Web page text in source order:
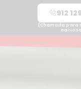
912
(Chamada para